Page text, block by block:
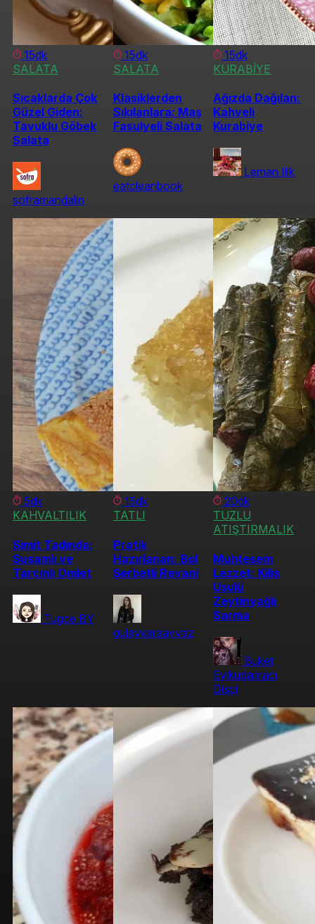
15dk
SALATA
Sıcaklarda Çok
Güzel Giden:
Tavuklu Göbek
Salata
soframandalin
15dk
SALATA
Klasiklerden
Sıkılanlara: Maş
Fasulyeli Salata
eatcleanbook
15dk
KURABİYE
Ağızda Dağılan:
Kahveli
Kurabiye
Leman Ilik
5dk
KAHVALTILIK
Simit Tadında:
Susamlı ve
Tarçınlı Omlet
Tugce BY
15dk
TATLI
Pratik
Hazırlanan: Bol
Şerbetli Revani
gulaykaraayvaz
20dk
TUZLU
ATIŞTIRMALIK
Muhteşem
Lezzet: Kilis
Usulü
Zeytinyağlı
Sarma
Buket
Eyikudamacı
Dişçi